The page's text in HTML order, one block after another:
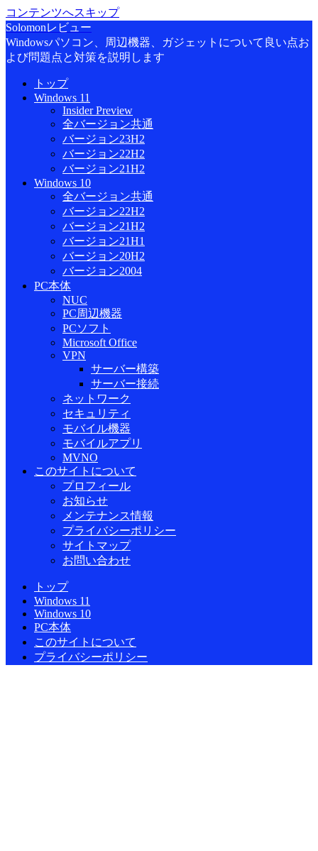
コンテンツへスキップ
Solomonレビュー
Windowsパソコン、周辺機器、ガジェットについて良い点お
よび問題点と対策を説明します
トップ
Windows 11
Insider Preview
全バージョン共通
バージョン23H2
バージョン22H2
バージョン21H2
Windows 10
全バージョン共通
バージョン22H2
バージョン21H2
バージョン21H1
バージョン20H2
バージョン2004
PC本体
NUC
PC周辺機器
PCソフト
Microsoft Office
VPN
サーバー構築
サーバー接続
ネットワーク
セキュリティ
モバイル機器
モバイルアプリ
MVNO
このサイトについて
プロフィール
お知らせ
メンテナンス情報
プライバシーポリシー
サイトマップ
お問い合わせ
トップ
Windows 11
Windows 10
PC本体
このサイトについて
プライバシーポリシー